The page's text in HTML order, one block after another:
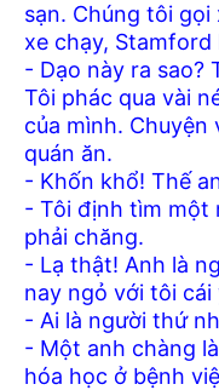
sạn. Chúng tôi
xe chạy, Stamford
- Dạo này ra sao?
Tôi phác qua vài
của mình.
quán ăn.
- Khốn khổ! Thế
- Tôi định tìm một
phải chăng.
- Lạ thật! Anh là
nay ngỏ với tôi cái
- Ai là người thứ
- Một anh chàng
hóa học ở bệnh